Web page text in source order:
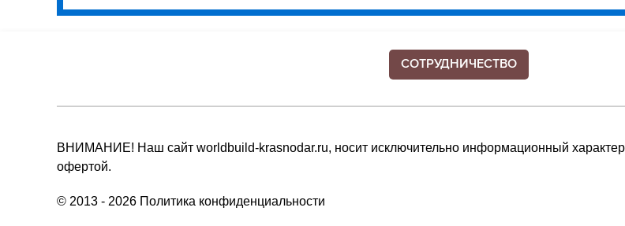
СОТРУДНИЧЕСТВО
ВНИМАНИЕ! Наш сайт worldbuild-krasnodar.ru, носит исключительно информационный характер
офертой.
© 2013 - 2026 Политика конфиденциальности